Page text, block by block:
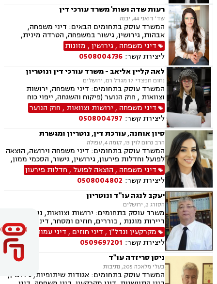
רעות שדה ושות' משרד עורכי דין
שד' דואני 44, יבנה
המשרד עוסק בתחומים הבאים: דיני משפחה,
אבהות, גירושין, גישור במשפחה, הטרדה מינית,
הסכמי ממון, ירושות וצוואות, ליטיגציה, מזונות,
משמורת, אלימות במשפחה, חלוקת רכוש, מעמד
אישי, זמני שהות, ייפוי כוח מתמשך.
דיני משפחה ,גירושין, מזונות
ליצירת קשר: 0508004736
לאה קליין אליאב - משרד עורכי דין ונוטריון
נחום חפצדי 17 מגדל רם, ירושלים
המשרד עוסק בתחומים: דיני משפחה, ירושות
וצוואות , חוק הנוער (פיקוח והשגחה, ייפוי כוח
מתמשך ונוטריון.
דיני משפחה , ירושות וצוואות , חוק הנוער
ליצירת קשר: 0508004797
סיון אוחנה, עורכת דין, נוטריון ומגשרת
הרב נחום לוין 13, קומה 4, עפולה
המשרד עוסק בתחומים: דיני משפחה וירושה, הוצאה
לפועל וחדלות פירעון, גירושין, גישור, הסכמי ממון,
ייפוי כוח מתמשך, ניכור הורי, אפוטרופסות, ירושות
וצוואות, מזונות, אחריות הורית, איזון משאבים
וחלוקת רכוש.
דיני משפחה , הוצאה לפועל , חדלות פירעון
ליצירת קשר: 0508004802
יעקב לנגה עו"ד ונוטריון
הסורג 2, ירושלים
משרד עוסק בתחומים: ירושות וצוואות, נוטריון,
דיירות מוגנת , בוררים, חוזים ומסחר, דיני מקרקעין,
דיני משפחה, דיני עבודה ודיני תאגידים.
מקרקעין ונדל"ן, דיני חוזים , דיני עמותות
ליצירת קשר: 0509697201
ניסן סריזדה עו"ד
בעלי מלאכה 205, נתיבות
המשרד עוסק בתחומים: אגודות שיתופיות, גירושין,